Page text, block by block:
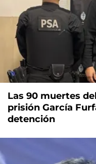
Las 90 muertes
prisión García
detención